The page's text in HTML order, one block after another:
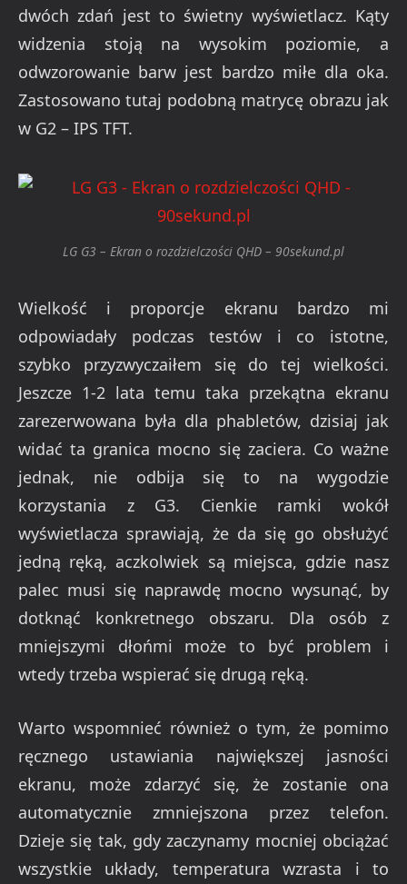
dwóch zdań jest to świetny wyświetlacz. Kąty
widzenia stoją na wysokim poziomie, a
odwzorowanie barw jest bardzo miłe dla oka.
Zastosowano tutaj podobną matrycę obrazu jak
w G2 – IPS TFT.
LG G3 – Ekran o rozdzielczości QHD – 90sekund.pl
Wielkość i proporcje ekranu bardzo mi
odpowiadały podczas testów i co istotne,
szybko przyzwyczaiłem się do tej wielkości.
Jeszcze 1-2 lata temu taka przekątna ekranu
zarezerwowana była dla phabletów, dzisiaj jak
widać ta granica mocno się zaciera. Co ważne
jednak, nie odbija się to na wygodzie
korzystania z G3. Cienkie ramki wokół
wyświetlacza sprawiają, że da się go obsłużyć
jedną ręką, aczkolwiek są miejsca, gdzie nasz
palec musi się naprawdę mocno wysunąć, by
dotknąć konkretnego obszaru. Dla osób z
mniejszymi dłońmi może to być problem i
wtedy trzeba wspierać się drugą ręką.
Warto wspomnieć również o tym, że pomimo
ręcznego ustawiania największej jasności
ekranu, może zdarzyć się, że zostanie ona
automatycznie zmniejszona przez telefon.
Dzieje się tak, gdy zaczynamy mocniej obciążać
wszystkie układy, temperatura wzrasta i to